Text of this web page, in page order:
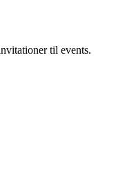
til events.